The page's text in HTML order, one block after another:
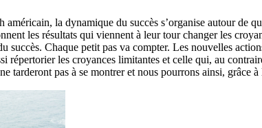
la dynamique du succès s’organise autour de
les résultats qui viennent à leur tour changer les
succès. Chaque petit pas va compter. Les nouvelles
répertorier les croyances limitantes et celle qui, au
tarderont pas à se montrer et nous pourrons ainsi, grâce